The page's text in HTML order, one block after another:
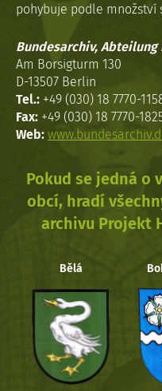
pohybuje podle množství
Bundesarchiv, Abteilung
Am Borsigturm 130
D-13507 Berlin
Tel.: +49 (030) 18 7770-
Fax: +49 (030) 18 7770-
Web:
Pokud se jedná o
obcí, hradí
archivu Projekt
Bělá